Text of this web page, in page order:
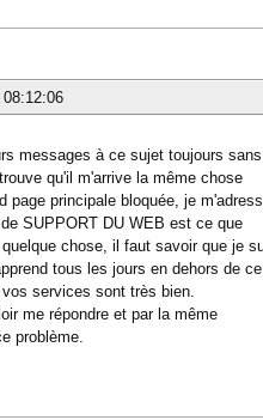
messages à ce sujet toujours sans
qu'il m'arrive la même chose
page principale bloquée, je
SUPPORT DU WEB est ce que
chose, il faut savoir que je
tous les jours en dehors de ce
services sont très bien.
me répondre et par la même
problème.